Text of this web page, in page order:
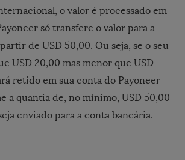
o valor é processado em
só transfere o valor para a
de USD 50,00. Ou seja, se o seu
USD 20,00 mas menor que USD
retido em sua conta do Payoneer
a quantia de, no mínimo, USD 50,00
enviado para a conta bancária.